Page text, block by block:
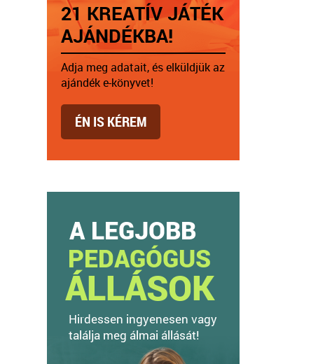
21 KREATÍV JÁTÉK
AJÁNDÉKBA!
Adja meg adatait, és elküldjük az
ajándék e-könyvet!
ÉN IS KÉREM